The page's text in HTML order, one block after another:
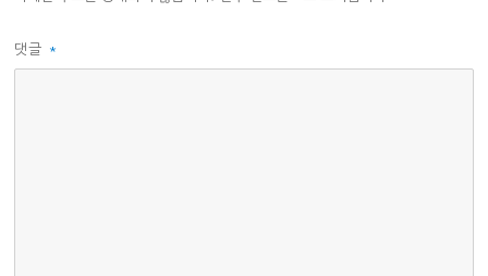
댓글 *